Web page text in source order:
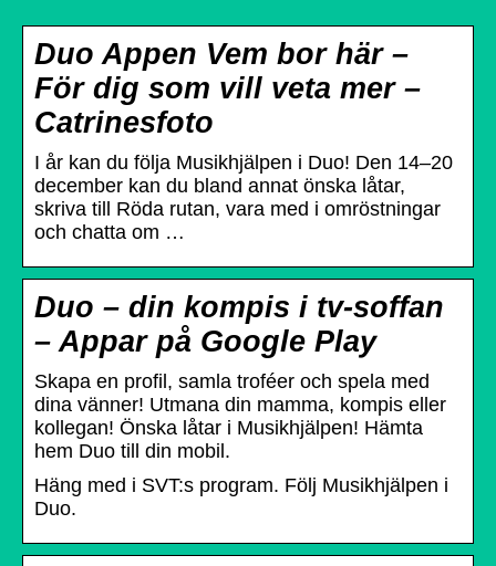
Duo Appen Vem bor här –
För dig som vill veta mer –
Catrinesfoto
I år kan du följa Musikhjälpen i Duo! Den 14–20
december kan du bland annat önska låtar,
skriva till Röda rutan, vara med i omröstningar
och chatta om …
Duo – din kompis i tv-soffan
– Appar på Google Play
Skapa en profil, samla troféer och spela med
dina vänner! Utmana din mamma, kompis eller
kollegan! Önska låtar i Musikhjälpen! Hämta
hem Duo till din mobil.
Häng med i SVT:s program. Följ Musikhjälpen i
Duo.